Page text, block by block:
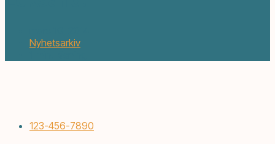
Nyhetsarkiv
123-456-7890